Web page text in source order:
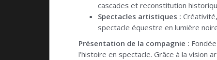
cascades et reconstitution
Spectacles artistiques :
spectacle équestre en lumière
Présentation de la compagnie :
l’histoire en spectacle. Grâce à la vision